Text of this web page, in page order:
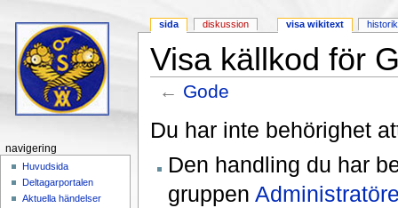
Visa källkod för
← Gode
Du har inte behörighet
Den handling du har
gruppen
sida diskussion visa wikitext historik
navigering
Huvudsida
Deltagarportalen
Aktuella händelser